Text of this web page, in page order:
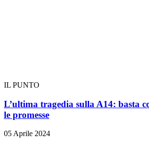
IL PUNTO
L’ultima tragedia sulla A14: basta
le promesse
05 Aprile 2024